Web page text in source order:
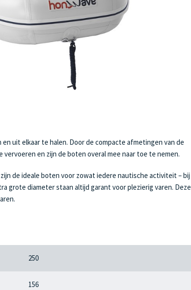
uit elkaar te halen. Door de compacte afmetingen van de
en zijn de boten overal mee naar toe te nemen.
de ideale boten voor zowat iedere nautische activiteit – bij
grote diameter staan altijd garant voor plezierig varen. Deze
250
156